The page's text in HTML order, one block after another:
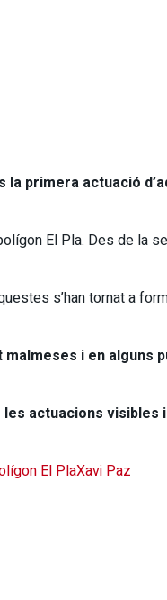
la primera actuació
El Pla. Des de la
s’han tornat a
i en alguns
les actuacions visibles
El PlaXavi Paz